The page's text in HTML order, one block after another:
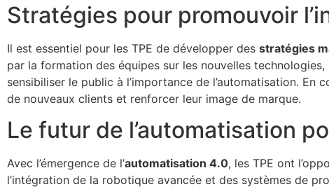
Stratégies pour promouvoir
Il est essentiel pour les TPE de développer des stratégies
par la formation des équipes sur les nouvelles
sensibiliser le public à l’importance de l’automatisation.
de nouveaux clients et renforcer leur image de marque.
Le futur de l’automatisation
Avec l’émergence de l’automatisation 4.0, les TPE ont
l’intégration de la robotique avancée et des systèmes de